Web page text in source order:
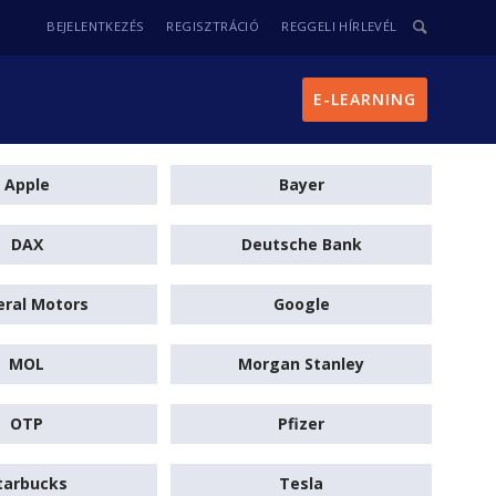
BEJELENTKEZÉS REGISZTRÁCIÓ REGGELI HÍRLEVÉL
E-LEARNING
Apple Bayer
DAX Deutsche Bank
Motors Google
MOL Morgan Stanley
OTP Pfizer
Tesla